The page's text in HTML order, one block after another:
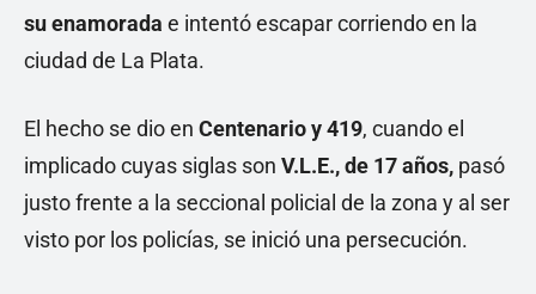
su enamorada e intentó escapar corriendo en la
ciudad de La Plata.
El hecho se dio en Centenario y 419, cuando el
implicado cuyas siglas son V.L.E., de 17 años, pasó
justo frente a la seccional policial de la zona y al ser
visto por los policías, se inició una persecución.